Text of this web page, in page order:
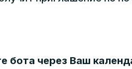
бота через Ваш